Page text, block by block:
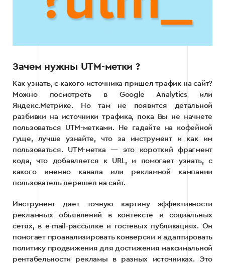
Зачем нужны UTM-метки ?
Как узнать, с какого источника пришел трафик на сайт?
Можно посмотреть в Google Analytics или
Яндекс.Метрике. Но там не появится детальной
разбивки на источники трафика, пока Вы не начнете
пользоваться UTM-метками. Не гадайте на кофейной
гуще, лучше узнайте, что за инструмент и как им
пользоваться. UTM-метка — это короткий фрагмент
кода, что добавляется к URL, и помогает узнать, с
какого именно канала или рекламной кампании
пользователь перешел на сайт.
Инструмент дает точную картину эффективности
рекламных объявлений в контексте и социальных
сетях, в e-mail-рассылке и гостевых публикациях. Он
помогает проанализировать конверсии и адаптировать
политику продвижения для достижения максимальной
рентабельности рекламы в разных источниках. Это